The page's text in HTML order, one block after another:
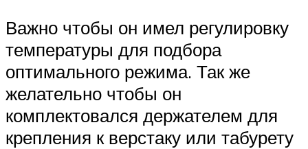
Важно чтобы он имел регулировку
температуры для подбора
оптимального режима. Так же
желательно чтобы он
комплектовался держателем для
крепления к верстаку или табурету